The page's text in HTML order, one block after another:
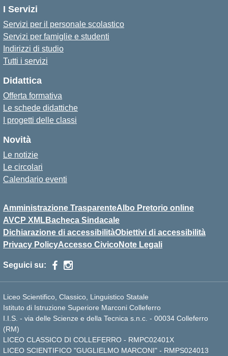
I Servizi
Servizi per il personale scolastico
Servizi per famiglie e studenti
Indirizzi di studio
Tutti i servizi
Didattica
Offerta formativa
Le schede didattiche
I progetti delle classi
Novità
Le notizie
Le circolari
Calendario eventi
Amministrazione TrasparenteAlbo Pretorio online
AVCP XMLBacheca Sindacale
Dichiarazione di accessibilitàObiettivi di accessibilità
Privacy PolicyAccesso Civico Note Legali
Seguici su:
Liceo Scientifico, Classico, Linguistico Statale
Istituto di Istruzione Superiore Marconi Colleferro
I.I.S. - via delle Scienze e della Tecnica s.n.c. - 00034 Colleferro
(RM)
LICEO CLASSICO DI COLLEFERRO - RMPC02401X
LICEO SCIENTIFICO "GUGLIELMO MARCONI" - RMPS024013